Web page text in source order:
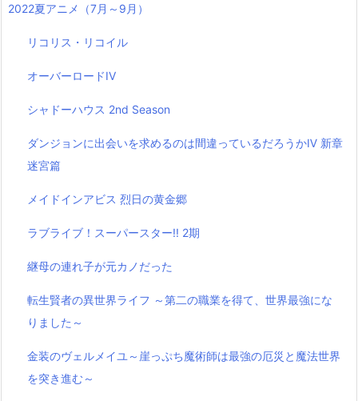
2022夏アニメ（7月～9月）
リコリス・リコイル
オーバーロードIV
シャドーハウス 2nd Season
ダンジョンに出会いを求めるのは間違っているだろうかⅣ 新章
迷宮篇
メイドインアビス 烈日の黄金郷
ラブライブ！スーパースター!! 2期
継母の連れ子が元カノだった
転生賢者の異世界ライフ ～第二の職業を得て、世界最強にな
りました～
金装のヴェルメイユ～崖っぷち魔術師は最強の厄災と魔法世界
を突き進む～